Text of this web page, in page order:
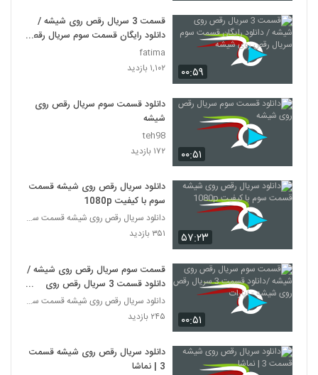
۰۰:۵۹
قسمت 3 سریال رقص روی شیشه /
دانلود رایگان قسمت سوم سریال رقص
روی شیشه
fatima
۱,۱۰۲ بازدید
۰۰:۵۱
دانلود قسمت سوم سریال رقص روی
شیشه
teh98
۱۷۲ بازدید
۵۷:۲۳
دانلود سریال رقص روی شیشه قسمت
سوم با کیفیت 1080p
دانلود سریال رقص روی شیشه قسمت سوم
۳۵۱ بازدید
۰۰:۵۱
قسمت سوم سریال رقص روی شیشه /
دانلود قسمت 3 سریال رقص روی
شیشه - اپارات
دانلود سریال رقص روی شیشه قسمت سوم
۲۴۵ بازدید
دانلود سریال رقص روی شیشه قسمت
3 | نماشا